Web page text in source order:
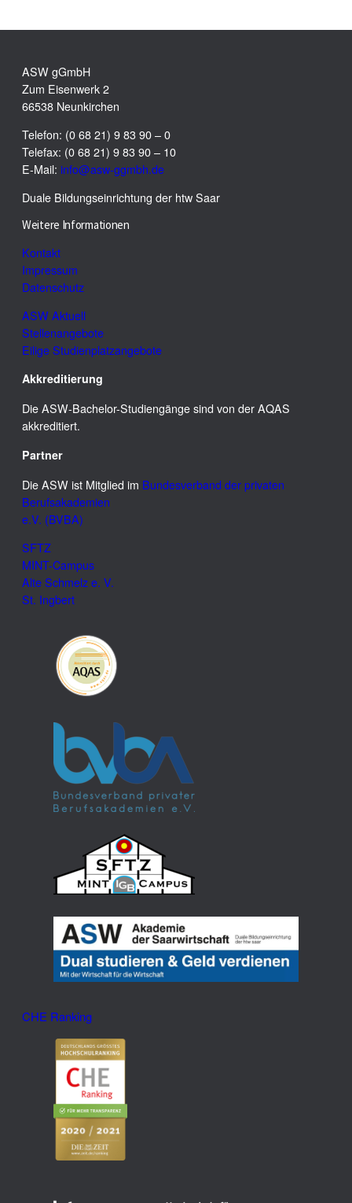
ASW gGmbH
Zum Eisenwerk 2
66538 Neunkirchen
Telefon: (0 68 21) 9 83 90 – 0
Telefax: (0 68 21) 9 83 90 – 10
E-Mail: info@asw-ggmbh.de
Duale Bildungseinrichtung der htw Saar
Weitere Informationen
Kontakt
Impressum
Datenschutz
ASW Aktuell
Stellenangebote
Eilige Studienplatzangebote
Akkreditierung
Die ASW-Bachelor-Studiengänge sind von der AQAS
akkreditiert.
Partner
Die ASW ist Mitglied im Bundesverband der privaten
Berufsakademien
e.V. (BVBA)
SFTZ
MINT-Campus
Alte Schmelz e. V.
St. Ingbert
CHE Ranking